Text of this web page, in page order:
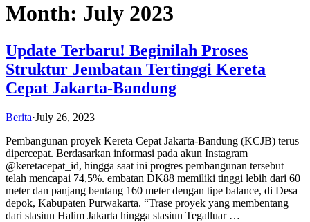
Month: July 2023
Update Terbaru! Beginilah Proses
Struktur Jembatan Tertinggi Kereta
Cepat Jakarta-Bandung
Berita·July 26, 2023
Pembangunan proyek Kereta Cepat Jakarta-Bandung (KCJB) terus
dipercepat. Berdasarkan informasi pada akun Instagram
@keretacepat_id, hingga saat ini progres pembangunan tersebut
telah mencapai 74,5%. embatan DK88 memiliki tinggi lebih dari 60
meter dan panjang bentang 160 meter dengan tipe balance, di Desa
depok, Kabupaten Purwakarta. “Trase proyek yang membentang
dari stasiun Halim Jakarta hingga stasiun Tegalluar …